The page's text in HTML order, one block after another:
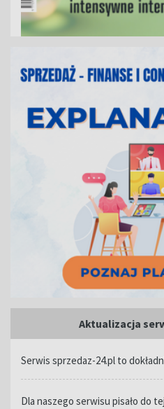
Aktualizacja
Serwis sprzedaz-24.pl to
Dla naszego serwisu pisało do